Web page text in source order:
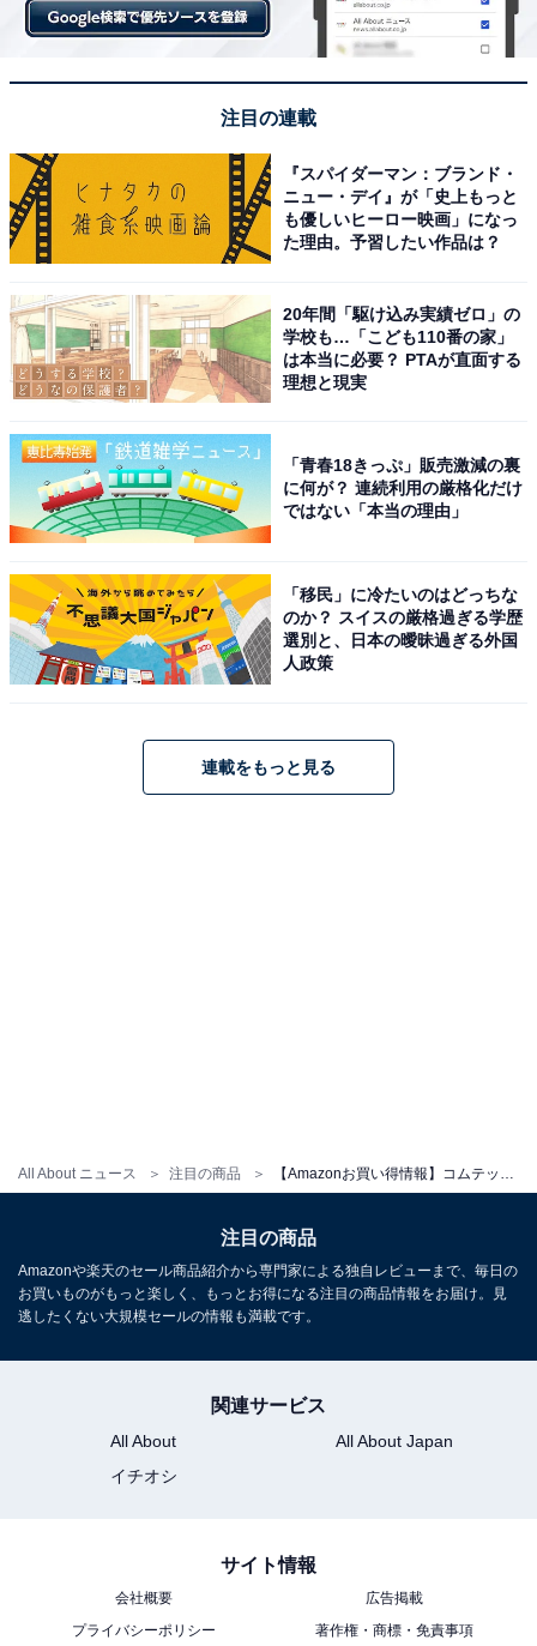
All About ニュース 注目の商品
コムテック ドライブレコーダー ZDR043 前後2カメラ コ
ンパクト 前後200万画素 Full HD GPS搭載
32GBmicroSDカード付属 後続車両接近お知らせ 駐車監
視機能 高速起動 3年保証 液晶 [出張取付サービス対応]
Amazonで見る
コムテック「DC-DR403」
コムテック COMTEC ドライブレコーダー i-safe simple
Amazonで見る
コムテック ドライブレコーダー ZDR065 フロントカメラ
WQHD 前後STARVIS 2搭載で夜間撮影性能向上 前後2カ
メラ GPS内蔵 後続車両接近お知らせ 運転支援機能 日本
製 3年保証 駐車監視 高速起動 [出張取付サービス対応]
コムテック「HDR965GW」
注目の連載
『スパイダーマン：ブランド・
ニュー・デイ』が「史上もっと
も優しいヒーロー映画」になっ
た理由。予習したい作品は？
20年間「駆け込み実績ゼロ」の
学校も…「こども110番の家」
は本当に必要？ PTAが直面する
理想と現実
「青春18きっぷ」販売激減の裏
に何が？ 連続利用の厳格化だけ
ではない「本当の理由」
「移民」に冷たいのはどっちな
のか？ スイスの厳格過ぎる学歴
選別と、日本の曖昧過ぎる外国
人政策
連載をもっと見る
注目の商品
Amazonや楽天のセール商品紹介から専門家による独自レビューまで、毎日の
お買いものがもっと楽しく、もっとお得になる注目の商品情報をお届け。見
逃したくない大規模セールの情報も満載です。
関連サービス
All About
All About Japan
イチオシ
サイト情報
会社概要
広告掲載
プライバシーポリシー
著作権・商標・免責事項